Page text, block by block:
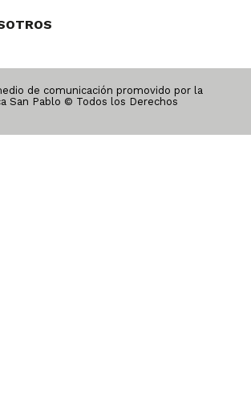
de comunicación promovido por la
San Pablo © Todos los Derechos